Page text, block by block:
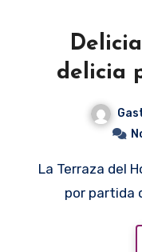
delicia
La Terraza del Hotel Sheraton, es una delicia
por partida